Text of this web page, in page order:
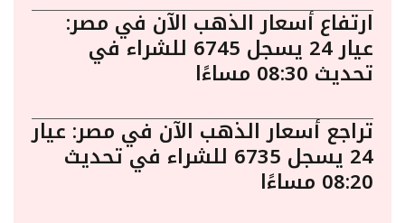
ارتفاع أسعار الذهب الآن في مصر:
عيار 24 يسجل 6745 للشراء في
تحديث 08:30 مساءًا
تراجع أسعار الذهب الآن في مصر: عيار
24 يسجل 6735 للشراء في تحديث
08:20 مساءًا